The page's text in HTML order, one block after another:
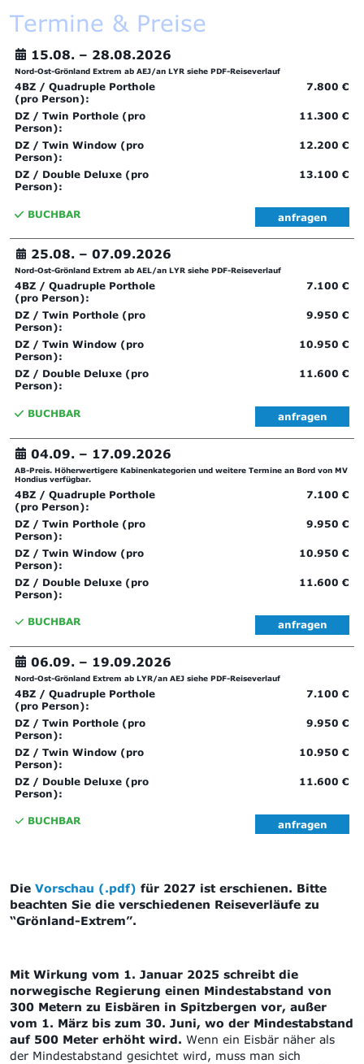
Termine & Preise
15.08. – 28.08.2026
Nord-Ost-Grönland Extrem ab AEJ/an LYR siehe PDF-Reiseverlauf
4BZ / Quadruple Porthole
(pro Person):
7.800 €
DZ / Twin Porthole (pro
Person):
11.300 €
DZ / Twin Window (pro
Person):
12.200 €
DZ / Double Deluxe (pro
Person):
13.100 €
BUCHBAR anfragen
25.08. – 07.09.2026
Nord-Ost-Grönland Extrem ab AEL/an LYR siehe PDF-Reiseverlauf
4BZ / Quadruple Porthole
(pro Person):
7.100 €
DZ / Twin Porthole (pro
Person):
9.950 €
DZ / Twin Window (pro
Person):
10.950 €
DZ / Double Deluxe (pro
Person):
11.600 €
BUCHBAR anfragen
04.09. – 17.09.2026
AB-Preis. Höherwertigere Kabinenkategorien und weitere Termine an Bord von MV
Hondius verfügbar.
4BZ / Quadruple Porthole
(pro Person):
7.100 €
DZ / Twin Porthole (pro
Person):
9.950 €
DZ / Twin Window (pro
Person):
10.950 €
DZ / Double Deluxe (pro
Person):
11.600 €
BUCHBAR anfragen
06.09. – 19.09.2026
Nord-Ost-Grönland Extrem ab LYR/an AEJ siehe PDF-Reiseverlauf
4BZ / Quadruple Porthole
(pro Person):
7.100 €
DZ / Twin Porthole (pro
Person):
9.950 €
DZ / Twin Window (pro
Person):
10.950 €
DZ / Double Deluxe (pro
Person):
11.600 €
BUCHBAR anfragen
Die Vorschau (.pdf) für 2027 ist erschienen. Bitte
beachten Sie die verschiedenen Reiseverläufe zu
“Grönland-Extrem”.
Mit Wirkung vom 1. Januar 2025 schreibt die
norwegische Regierung einen Mindestabstand von
300 Metern zu Eisbären in Spitzbergen vor, außer
vom 1. März bis zum 30. Juni, wo der Mindestabstand
auf 500 Meter erhöht wird. Wenn ein Eisbär näher als
der Mindestabstand gesichtet wird, muss man sich